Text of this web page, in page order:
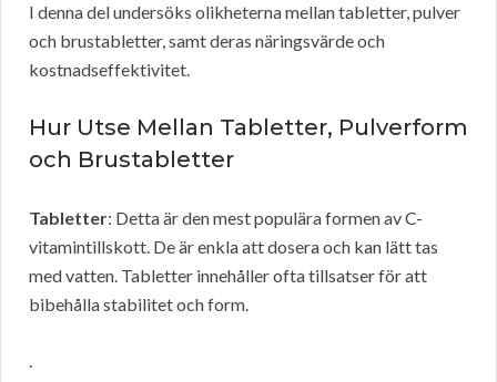
I denna del undersöks olikheterna mellan tabletter, pulver
och brustabletter, samt deras näringsvärde och
kostnadseffektivitet.
Hur Utse Mellan Tabletter, Pulverform
och Brustabletter
Tabletter: Detta är den mest populära formen av C-
vitamintillskott. De är enkla att dosera och kan lätt tas
med vatten. Tabletter innehåller ofta tillsatser för att
bibehålla stabilitet och form.
.